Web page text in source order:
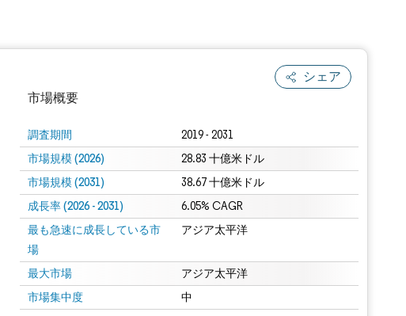
シェア
市場概要
調査期間 2019 - 2031
市場規模 (2026) 28.83 十億米ドル
市場規模 (2031) 38.67 十億米ドル
成長率 (2026 - 2031) 6.05% CAGR
最も急速に成長している市
場
アジア太平洋
最大市場 アジア太平洋
市場集中度 中
4.0の表示が必要です。